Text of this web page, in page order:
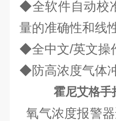
◆全软件自动校
量的准确性和线
◆全中文/英文操
◆防高浓度气体
霍尼艾格手
氧气浓度报警